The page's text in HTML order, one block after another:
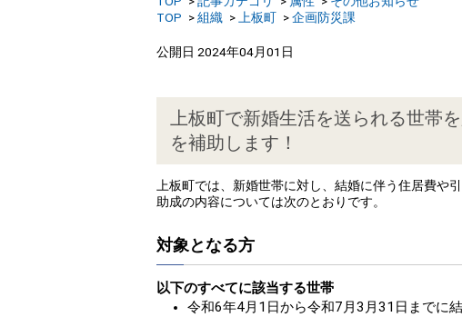
TOP
組織 上板町 企画防災課
公開日 2024年04月01日
上板町で新婚生活を送られる世帯
を補助します！
上板町では、新婚世帯に対し、結婚に伴う住居費や
助成の内容については次のとおりです。
対象となる方
以下のすべてに該当する世帯
令和6年4月1日から令和7月3月31日までに